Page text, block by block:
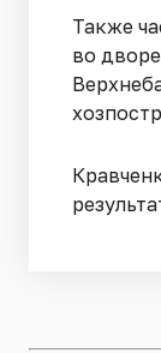
Также
во